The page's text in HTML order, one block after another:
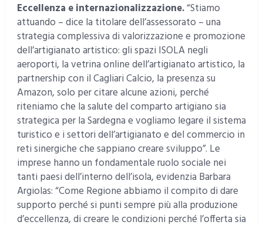
Eccellenza e internazionalizzazione.“Stiamo
attuando – dice la titolare dell’assessorato – una
strategia complessiva di valorizzazione e promozione
dell’artigianato artistico: gli spazi ISOLA negli
aeroporti, la vetrina online dell’artigianato artistico, la
partnership con il Cagliari Calcio, la presenza su
Amazon, solo per citare alcune azioni, perché
riteniamo che la salute del comparto artigiano sia
strategica per la Sardegna e vogliamo legare il sistema
turistico e i settori dell’artigianato e del commercio in
reti sinergiche che sappiano creare sviluppo”. Le
imprese hanno un fondamentale ruolo sociale nei
tanti paesi dell’interno dell’isola, evidenzia Barbara
Argiolas: “Come Regione abbiamo il compito di dare
supporto perché si punti sempre più alla produzione
d’eccellenza, di creare le condizioni perché l’offerta sia